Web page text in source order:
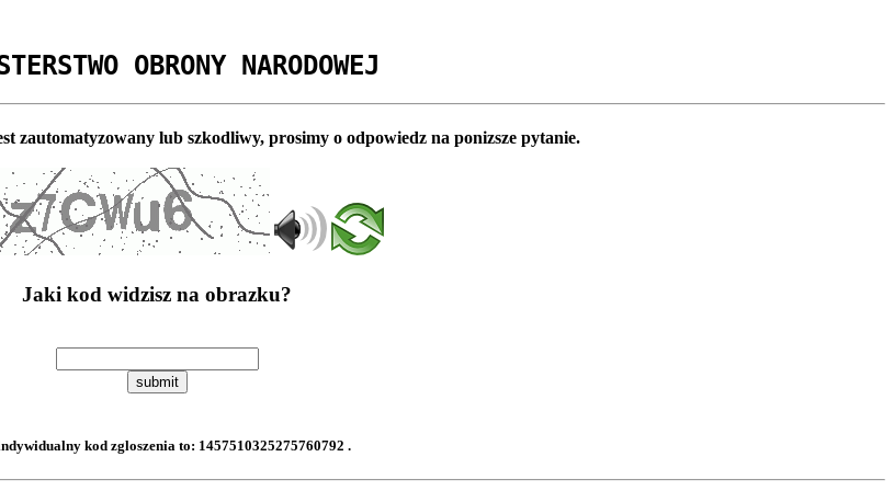
OBRONY NARODOWEJ
zautomatyzowany lub szkodliwy, prosimy o odpowiedz na ponizsze pytanie.
Jaki kod widzisz na obrazku?
submit
kod zgloszenia to: 1457510325275760792 .